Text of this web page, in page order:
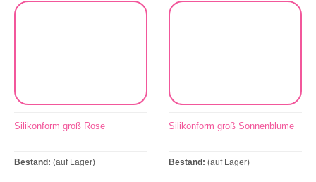
Silikonform groß Rose
Bestand: (auf Lager)
Silikonform groß Sonnenblume
Bestand: (auf Lager)